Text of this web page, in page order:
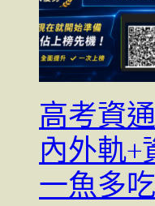
高考資
內外軌+
一魚多